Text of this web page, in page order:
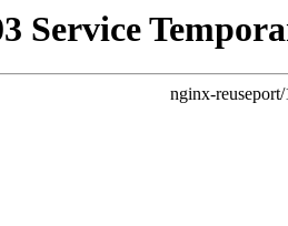
Service
nginx-reuseport/